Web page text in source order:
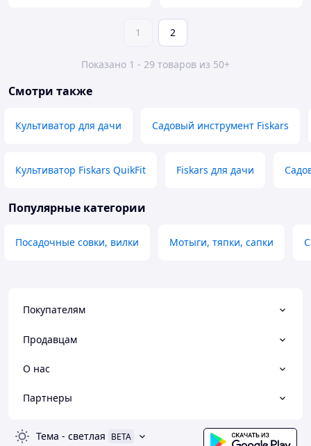
1 2
Показано 1 - 29 товаров из 50+
Смотри также
Культиватор для дачи Садовый инструмент Fiskars
Культиватор Fiskars QuikFit Fiskars для дачи
Популярные категории
Посадочные совки, вилки Мотыги, тяпки, сапки
Покупателям
Продавцам
О нас
Партнеры
Тема - светлая BETA